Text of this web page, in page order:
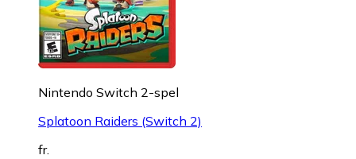
Nintendo Switch 2-spel
Splatoon Raiders (Switch 2)
fr.